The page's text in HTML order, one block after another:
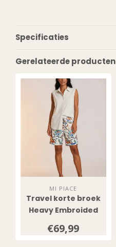
Specificaties
Gerelateerde producten
MI PIACE
Travel korte broek
Heavy Embroided
Multicolour
€69,99